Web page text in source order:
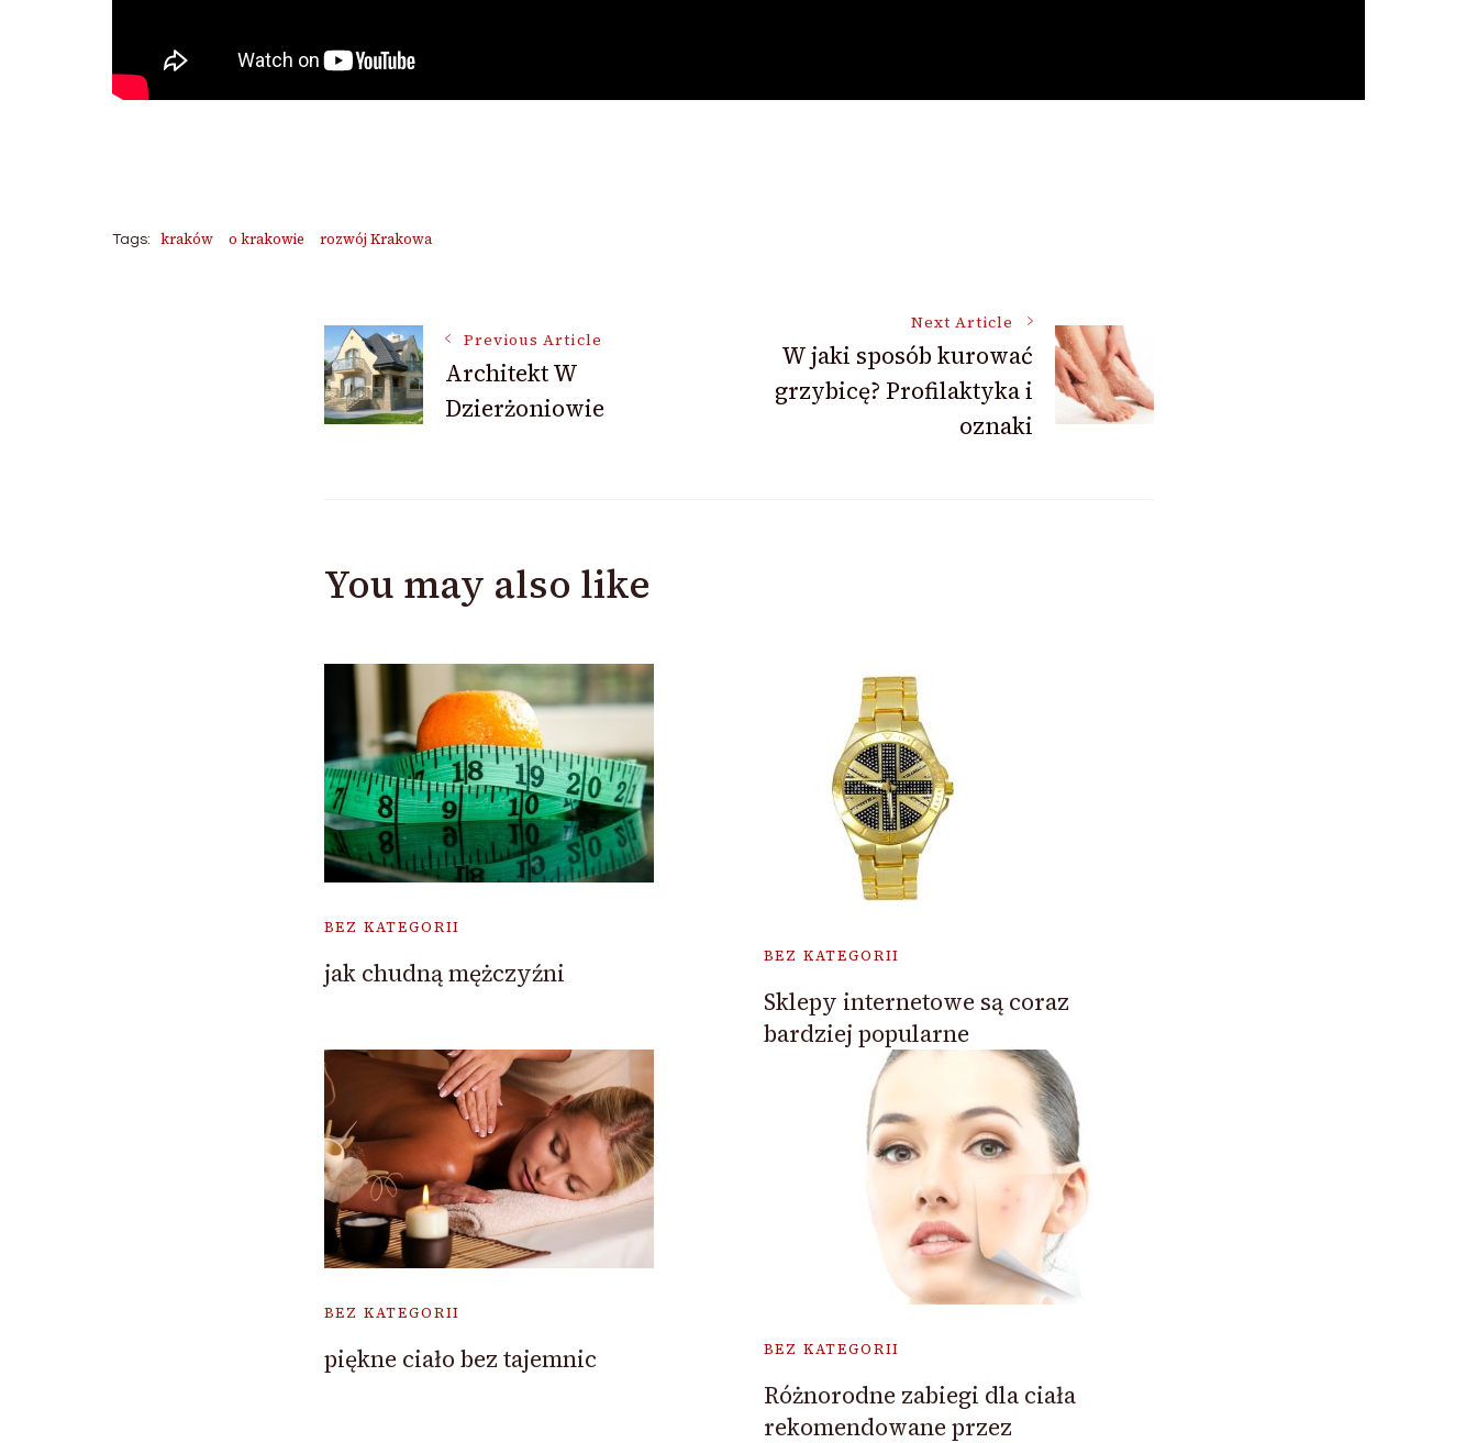
Tags: kraków o krakowie rozwój Krakowa
Post
Navigation
Previous Article
Architekt W
Dzierżoniowie
Next Article
W jaki sposób kurować
grzybicę? Profilaktyka i
oznaki
You may also like
BEZ KATEGORII
jak chudną mężczyźni
BEZ KATEGORII
Sklepy internetowe są coraz
bardziej popularne
BEZ KATEGORII
piękne ciało bez tajemnic BEZ KATEGORII
Różnorodne zabiegi dla ciała
rekomendowane przez